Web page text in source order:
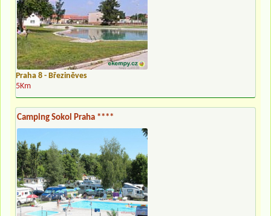
Praha 8 - Březiněves
5Km
Camping Sokol Praha ****